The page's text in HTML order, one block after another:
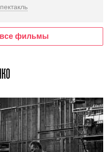
все фильмы